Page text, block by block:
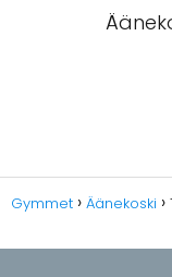
Gymmet Äänekoski